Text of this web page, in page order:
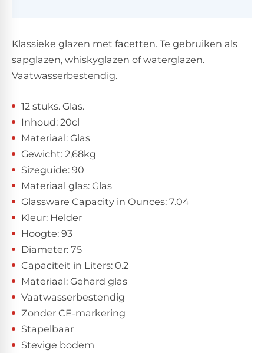
Klassieke glazen met facetten. Te gebruiken als
sapglazen, whiskyglazen of waterglazen.
Vaatwasserbestendig.
12 stuks. Glas.
Inhoud: 20cl
Materiaal: Glas
Gewicht: 2,68kg
Sizeguide: 90
Materiaal glas: Glas
Glassware Capacity in Ounces: 7.04
Kleur: Helder
Hoogte: 93
Diameter: 75
Capaciteit in Liters: 0.2
Materiaal: Gehard glas
Vaatwasserbestendig
Zonder CE-markering
Stapelbaar
Stevige bodem